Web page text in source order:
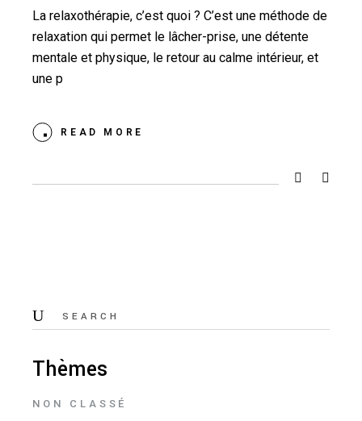
La relaxothérapie, c’est quoi ? C’est une méthode de
relaxation qui permet le lâcher-prise, une détente
mentale et physique, le retour au calme intérieur, et
une p
READ MORE
Thèmes
NON CLASSÉ